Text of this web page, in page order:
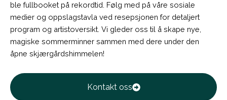
ble fullbooket på rekordtid. Følg med på våre sosiale
medier og oppslagstavla ved resepsjonen for detaljert
program og artistoversikt. Vi gleder oss til å skape nye,
magiske sommerminner sammen med dere under den
åpne skjærgårdshimmelen!
Kontakt oss